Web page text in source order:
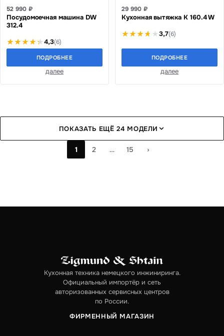
52 990 ₽
Посудомоечная машина DW
312.4
4,3(6)
ПОДРОБНЕЕ
далее
29 990 ₽
Кухонная вытяжка K 160.4 W
3,7(6)
ПОДРОБНЕЕ
далее
ПОКАЗАТЬ ЕЩЁ 24 МОДЕЛИ
1 2 … 15 ›
Кухонная техника немецкого инжиниринга.
Официальный импортёр и сеть
авторизованных сервисных центров
по России.
ФИРМЕННЫЙ МАГАЗИН